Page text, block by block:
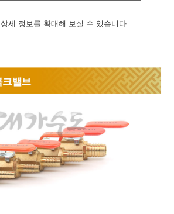
상세 정보를 확대해 보실 수 있습니다.